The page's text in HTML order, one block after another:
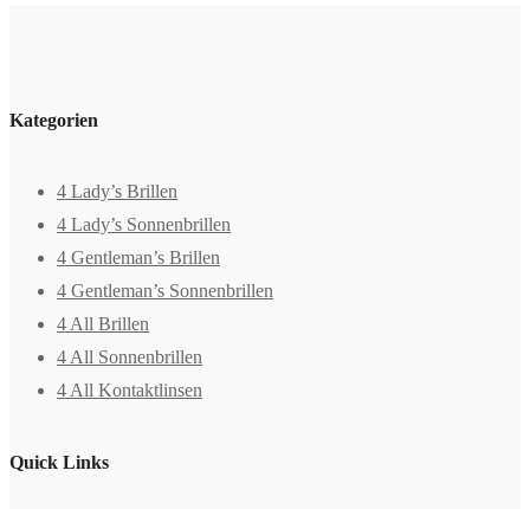
Kategorien
4 Lady’s Brillen
4 Lady’s Sonnenbrillen
4 Gentleman’s Brillen
4 Gentleman’s Sonnenbrillen
4 All Brillen
4 All Sonnenbrillen
4 All Kontaktlinsen
Quick Links